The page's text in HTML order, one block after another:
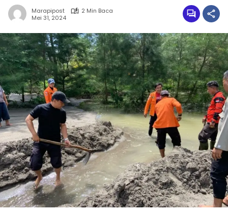
Marapipost
2 Min Baca
Mei 31, 2024